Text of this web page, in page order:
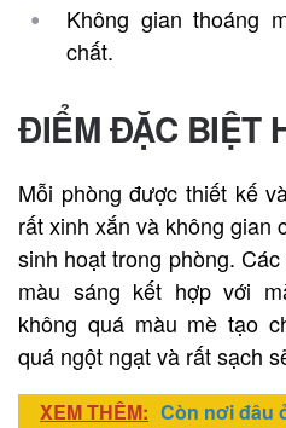
Không gian thoáng
chất.
ĐIỂM ĐẶC BIỆT
Mỗi phòng được thiết kế
rất xinh xắn và không gian
sinh hoạt trong phòng.
màu sáng kết hợp với
không quá màu mè tạo
quá ngột ngạt và rất sạch
XEM THÊM: Còn nơi đâu